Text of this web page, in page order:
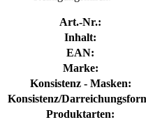
Art.-Nr.:
Inhalt:
EAN:
Marke:
Konsistenz - Masken:
Konsistenz/
Produktarten: